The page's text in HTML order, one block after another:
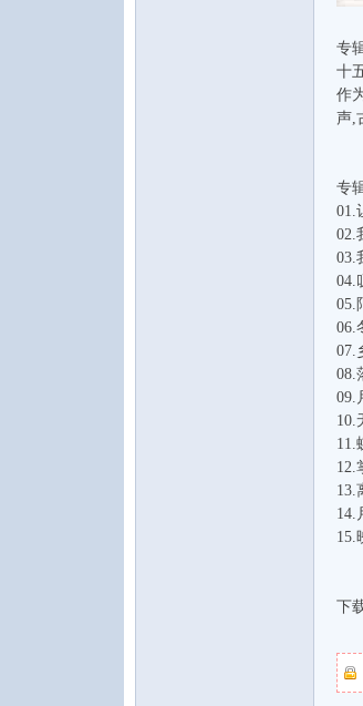
专
十
作
声,
专
01.
02.
03.
04.
05.
06.
07.
08.
09.
10.
11.
12.
13.
14.
15.
下